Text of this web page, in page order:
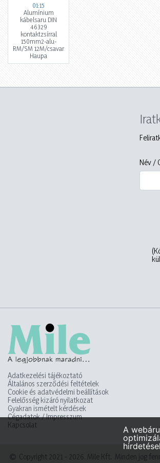
01:15
Alumínium
kábelsaru DIN
46329
kontaktzsírral
150mm2-alu-
RM/SM 12M/csavar
Haupa
Név /
Adatkezelési tájékoztató
Általános szerződési feltételek
Cookie és adatvédelmi beállítások
Felelősség kizáró nyilatkozat
Gyakran ismételt kérdések
Cégadatok / Impresszum
Kapcsolat
Copyright 2021 - 2026. Mile Kft. Minden jog